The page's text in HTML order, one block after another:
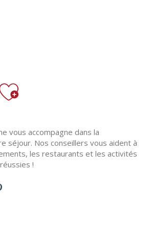
aux
vous accompagne dans la
séjour. Nos conseillers vous aident à
les restaurants et les activités
!